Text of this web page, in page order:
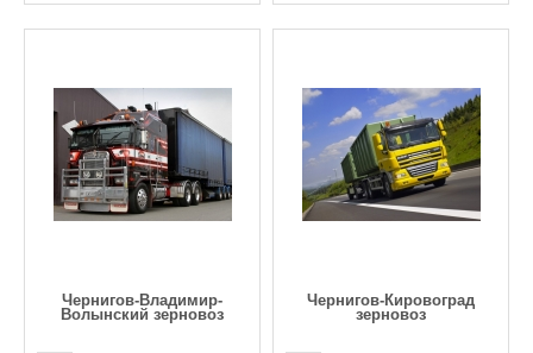
Чернигов-Владимир-
Волынский зерновоз
Чернигов-Кировоград
зерновоз